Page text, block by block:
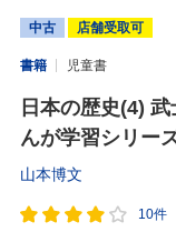
中古 店舗受取可
書籍 児童書
日本の歴史(4)
んが学習シリー
山本博文
10件